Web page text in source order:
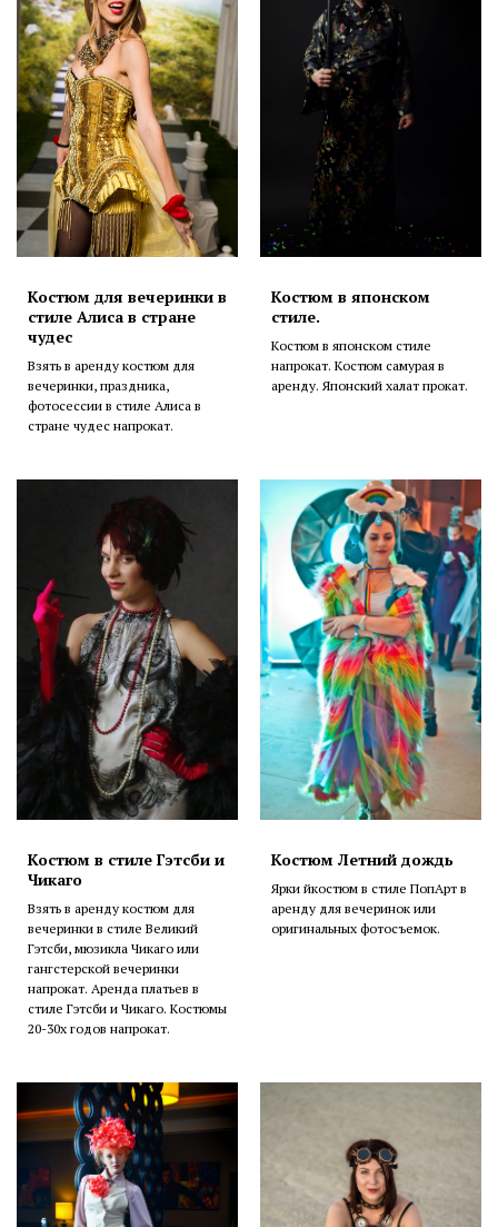
Костюм для вечеринки в
стиле Алиса в стране
чудес
Взять в аренду костюм для
вечеринки, праздника,
фотосессии в стиле Алиса в
стране чудес напрокат.
Костюм в японском
стиле.
Костюм в японском стиле
напрокат. Костюм самурая в
аренду. Японский халат прокат.
Костюм в стиле Гэтсби и
Чикаго
Взять в аренду костюм для
вечеринки в стиле Великий
Гэтсби, мюзикла Чикаго или
гангстерской вечеринки
напрокат. Аренда платьев в
стиле Гэтсби и Чикаго. Костюмы
20-30х годов напрокат.
Костюм Летний дождь
Ярки йкостюм в стиле ПопАрт в
аренду для вечеринок или
оригинальных фотосъемок.